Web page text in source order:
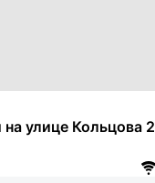
улице Кольцова 2